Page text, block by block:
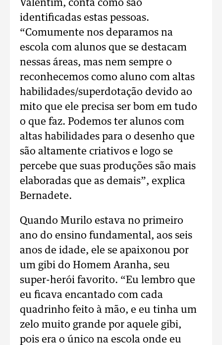
Valentim, conta como são
identificadas estas pessoas.
“Comumente nos deparamos na
escola com alunos que se destacam
nessas áreas, mas nem sempre o
reconhecemos como aluno com altas
habilidades/superdotação devido ao
mito que ele precisa ser bom em tudo
o que faz. Podemos ter alunos com
altas habilidades para o desenho que
são altamente criativos e logo se
percebe que suas produções são mais
elaboradas que as demais”, explica
Bernadete.
Quando Murilo estava no primeiro
ano do ensino fundamental, aos seis
anos de idade, ele se apaixonou por
um gibi do Homem Aranha, seu
super-herói favorito. “Eu lembro que
eu ficava encantado com cada
quadrinho feito à mão, e eu tinha um
zelo muito grande por aquele gibi,
pois era o único na escola onde eu